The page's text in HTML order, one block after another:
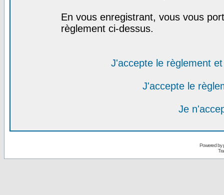
En vous enregistrant, vous vous
règlement ci-dessus.
J'accepte le règlement
J'accepte le
Je
Powered by